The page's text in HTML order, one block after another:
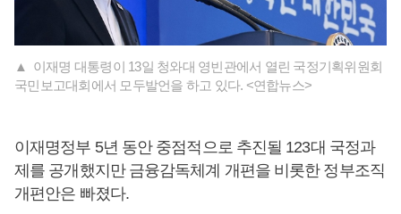
▲ 이재명 대통령이 13일 청와대 영빈관에서 열린 국정기획위원회
국민보고대회에서 모두발언을 하고 있다. <연합뉴스>
이재명정부 5년 동안 중점적으로 추진될 123대 국정과
제를 공개했지만 금융감독체계 개편을 비롯한 정부조직
개편안은 빠졌다.